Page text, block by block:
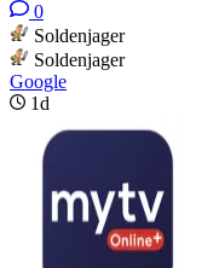
0
Soldenjager
Soldenjager
Google
1d